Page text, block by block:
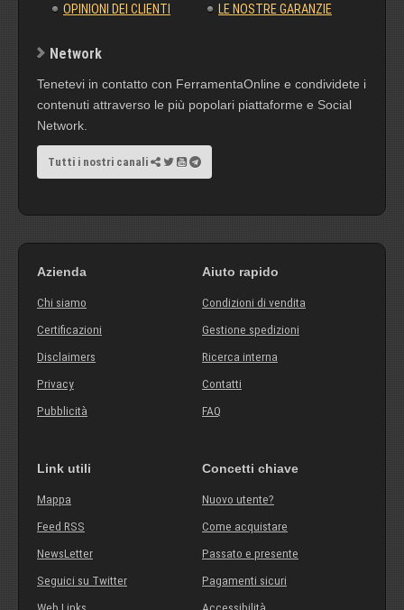
OPINIONI DEI CLIENTI LE NOSTRE GARANZIE
Network
Tenetevi in contatto con FerramentaOnline e condividete i
contenuti attraverso le più popolari piattaforme e Social
Network.
Tutti i nostri canali
Azienda
Chi siamo
Certificazioni
Disclaimers
Privacy
Pubblicità
Aiuto rapido
Condizioni di vendita
Gestione spedizioni
Ricerca interna
Contatti
FAQ
Link utili
Mappa
Feed RSS
NewsLetter
Seguici su Twitter
Web Links
Concetti chiave
Nuovo utente?
Come acquistare
Passato e presente
Pagamenti sicuri
Accessibilità